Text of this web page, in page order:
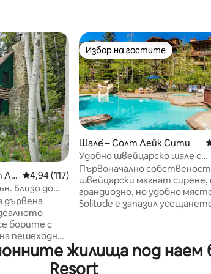
гостите
Ле Средна оценка: 4,94 от 5, 117 отзива
4,94 (117)
Близо до
паркинг.
дървена
борите с
пешеходно
Ризорт.
селската
го
Избор на гостите
Избор на гостите
Шале́ – Солт Лейк Сити
Удобно швейцарско шале с
удобствата на курорт SISO
Първоначално
швейцарски магнат
грандиозно, но удобно
Solitude е запазил
спални позволяват на
да пространство, и голяма
жилища под наем
Resort